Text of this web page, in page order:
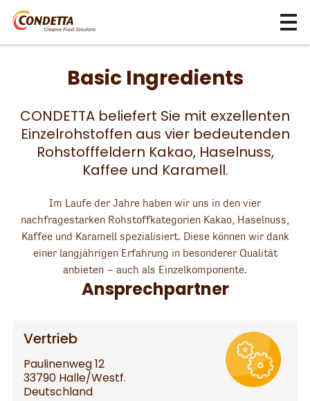
Basic Ingredients
CONDETTA beliefert Sie mit exzellenten
Einzelrohstoffen aus vier bedeutenden
Rohstofffeldern Kakao, Haselnuss,
Kaffee und Karamell.
Im Laufe der Jahre haben wir uns in den vier
nachfragestarken Rohstoffkategorien Kakao, Haselnuss,
Kaffee und Karamell spezialisiert. Diese können wir dank
einer langjährigen Erfahrung in besonderer Qualität
anbieten – auch als Einzelkomponente.
Ansprechpartner
Vertrieb
Paulinenweg 12
33790 Halle/Westf.
Deutschland